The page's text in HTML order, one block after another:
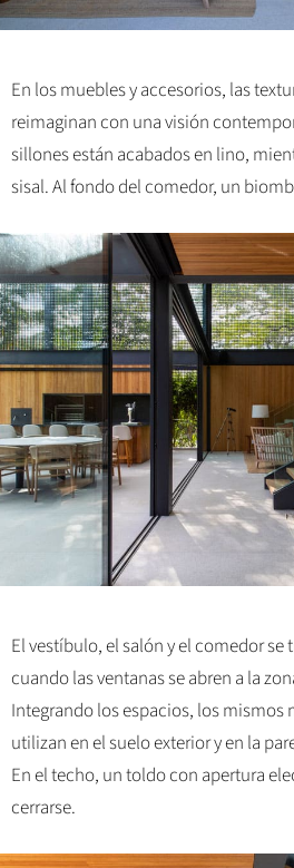
En los muebles y accesorios, las
reimaginan con una visión
sillones están acabados en lino,
sisal. Al fondo del comedor, un
El vestíbulo, el salón y el comedor se
cuando las ventanas se abren a la
Integrando los espacios, los mismos
utilizan en el suelo exterior y en la
En el techo, un toldo con apertura
cerrarse.